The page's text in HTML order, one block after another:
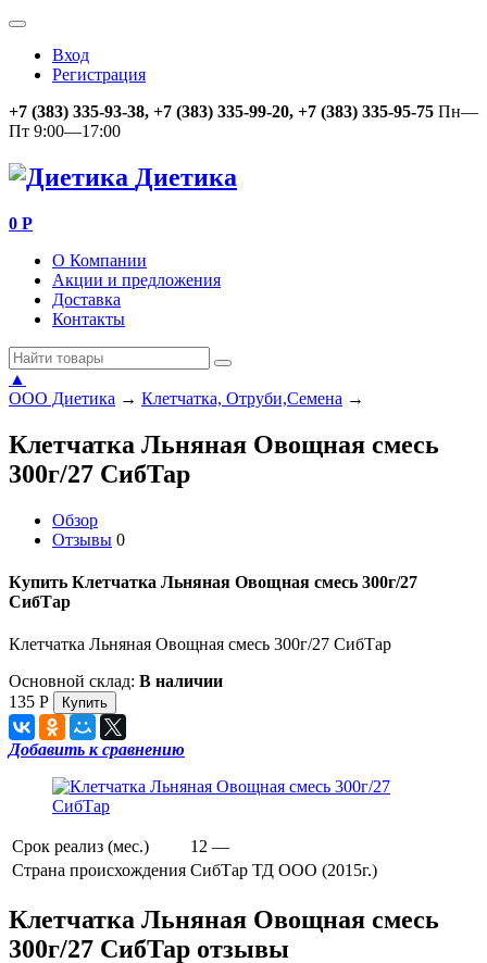
Вход
Регистрация
+7 (383) 335-93-38, +7 (383) 335-99-20, +7 (383) 335-95-75 Пн—
Пт 9:00—17:00
Диетика
0 Р
О Компании
Акции и предложения
Доставка
Контакты
▲
ООО Диетика → Клетчатка, Отруби,Семена →
Клетчатка Льняная Овощная смесь
300г/27 СибТар
Обзор
Отзывы 0
Купить Клетчатка Льняная Овощная смесь 300г/27
СибТар
Клетчатка Льняная Овощная смесь 300г/27 СибТар
Основной склад: В наличии
135 Р
Добавить к сравнению
Срок реализ (мес.)
12 —
Страна происхождения СибТар ТД ООО (2015г.)
Клетчатка Льняная Овощная смесь
300г/27 СибТар отзывы